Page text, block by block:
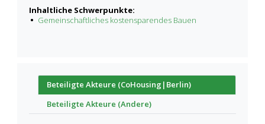
Inhaltliche Schwerpunkte:
Gemeinschaftliches kostensparendes Bauen
Beteiligte Akteure (CoHousing|Berlin)
Beteiligte Akteure (Andere)